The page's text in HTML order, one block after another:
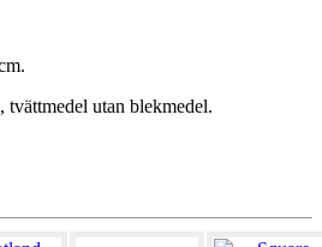
utan blekmedel.